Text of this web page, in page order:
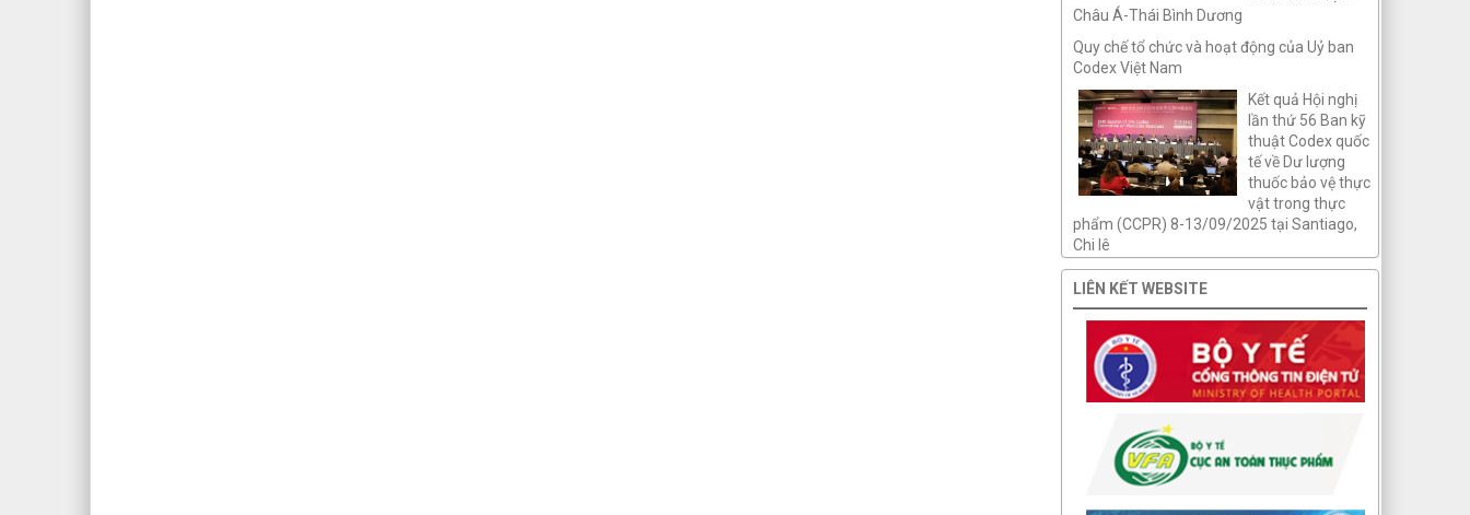
Châu Á-Thái Bình Dương
Quy chế tổ chức và hoạt động của Uỷ ban
Codex Việt Nam
Kết quả Hội nghị
lần thứ 56 Ban kỹ
thuật Codex quốc
tế về Dư lượng
thuốc bảo vệ thực
vật trong thực
phẩm (CCPR) 8-13/09/2025 tại Santiago,
Chi lê
LIÊN KẾT WEBSITE